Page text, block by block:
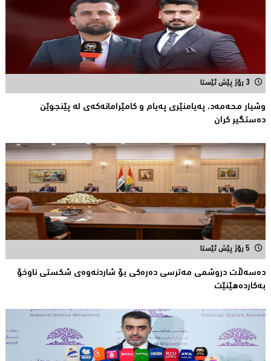
3 رۆژ پێش ئێستا
وشیار محه‌مه‌د، په‌یامنێری په‌یام و كامێرامانه‌كه‌ی له‌ پێنجوێن
ده‌ستگیر كران
5 رۆژ پێش ئێستا
دەسەڵات دروشمی مەترسی دەرەكی بۆ شاردنەوەی شكستی ناوخۆ
بەكاردەهێنێت